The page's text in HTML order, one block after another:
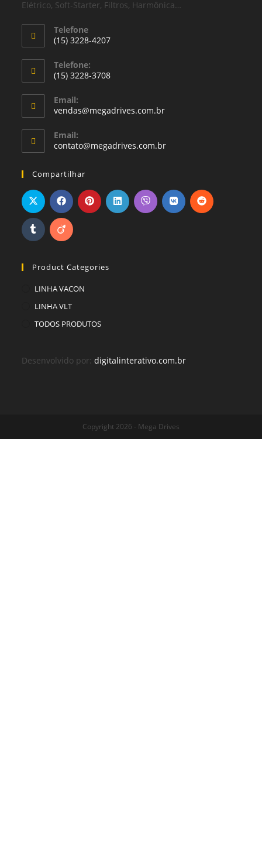
Elétrico, Soft-Starter, Filtros, Harmônica…
Telefone
(15) 3228-4207
Telefone:
(15) 3228-3708
Email:
vendas@megadrives.com.br
Email:
contato@megadrives.com.br
Compartilhar
Product Categories
LINHA VACON
LINHA VLT
TODOS PRODUTOS
Desenvolvido por:digitalinterativo.com.br
Copyright 2026 - Mega Drives